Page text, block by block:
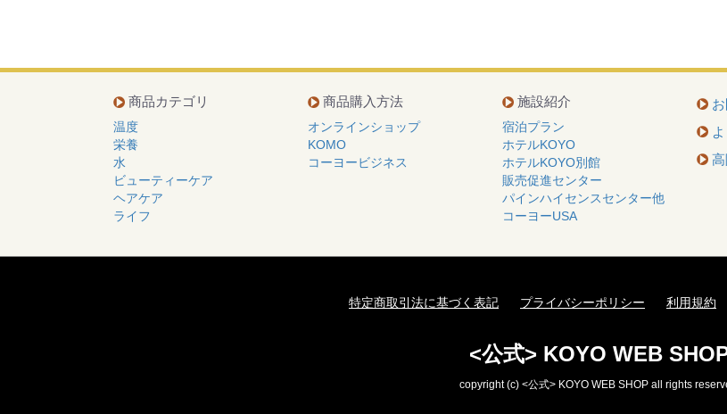
商品カテゴリ
温度
栄養
水
ビューティーケア
ヘアケア
ライフ
商品購入方法
オンラインショップ
KOMO
コーヨービジネス
施設紹介
宿泊プラン
ホテルKOYO
ホテルKOYO別館
販売促進センター
パインハイセンスセンター他
コーヨーUSA
特定商取引法に基づく表記 プライバシーポリシー 利用規約
<公式> KOYO WEB
copyright (c) <公式> KOYO WEB SHOP all rights